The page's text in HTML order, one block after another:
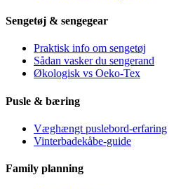
Sengetøj & sengegear
Praktisk info om sengetøj
Sådan vasker du sengerand
Økologisk vs Oeko-Tex
Pusle & bæring
Væghængt puslebord-erfaring
Vinterbadekåbe-guide
Family planning